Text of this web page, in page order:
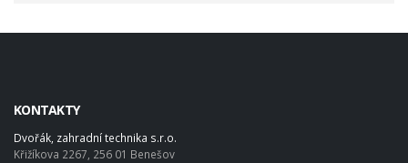
KONTAKTY
Dvořák, zahradní technika s.r.o.
Křižíkova 2267, 256 01 Benešov